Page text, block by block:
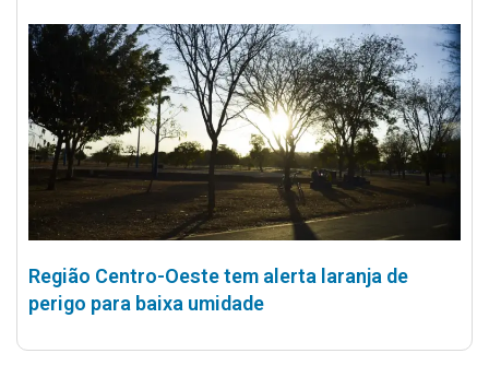
Região Centro-Oeste tem alerta laranja de
perigo para baixa umidade